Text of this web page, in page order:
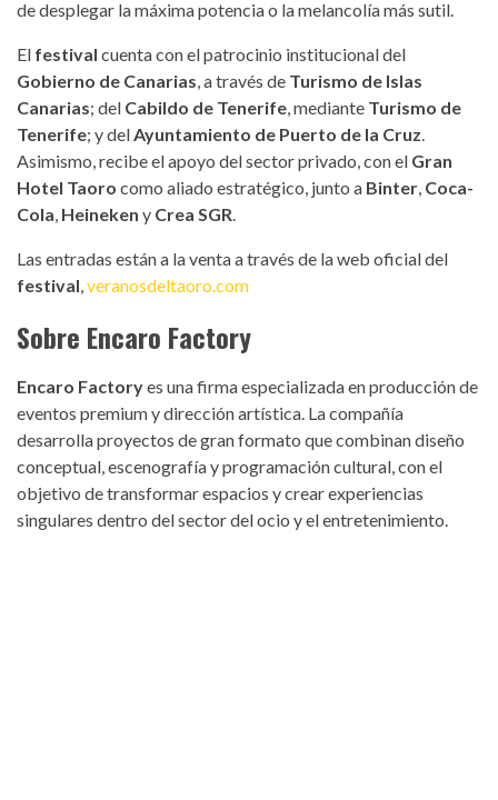
de desplegar la máxima potencia o la melancolía más sutil.
El festival cuenta con el patrocinio institucional del
Gobierno de Canarias, a través de Turismo de Islas
Canarias; del Cabildo de Tenerife, mediante Turismo de
Tenerife; y delAyuntamiento de Puerto de la Cruz.
Asimismo, recibe el apoyo del sector privado, con el Gran
Hotel Taoro como aliado estratégico, junto a Binter, Coca-
Cola, Heineken y Crea SGR.
Las entradas están a la venta a través de la web oficial del
festival,veranosdeltaoro.com
Sobre Encaro Factory
Encaro Factoryes una firma especializada en producción de
eventos premium y dirección artística. La compañía
desarrolla proyectos de gran formato que combinan diseño
conceptual, escenografía y programación cultural, con el
objetivo de transformar espacios y crear experiencias
singulares dentro del sector del ocio y el entretenimiento.